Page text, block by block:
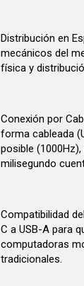
Distribución en
mecánicos del
física y
Conexión por
forma cableada
posible
milisegundo
Compatibilidad
C a USB-A para
computadoras
tradicionales.